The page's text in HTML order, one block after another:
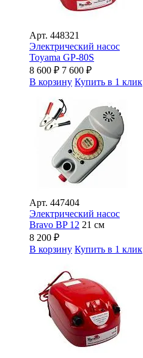
Арт. 448321
Электрический насос
Toyama GP-80S
8 600 ₽ 7 600 ₽
В корзину Купить в 1 клик
Арт. 447404
Электрический насос
Bravo BP 12 21 см
8 200 ₽
В корзину Купить в 1 клик